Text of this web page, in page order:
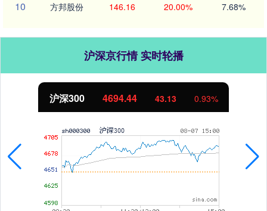
10 方邦股份 146.16 20.00% 7.68%
沪深京行情 实时轮播
沪深300 4694.44 43.13 0.93%